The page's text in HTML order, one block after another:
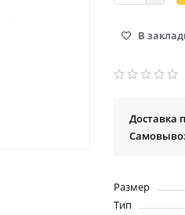
В
Доставка
Размер
Тип